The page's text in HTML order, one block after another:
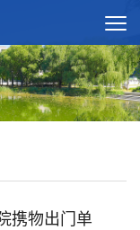
携物出门单